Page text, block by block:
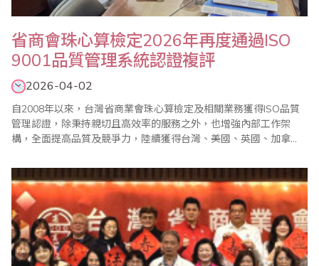
省商會珠心算檢定2026年再度通過ISO
9001品質管理系統認證複評
2026-04-02
自2008年以來，台灣省商業會珠心算檢定及相關業務獲得ISO品質
管理認證，除秉持親切且高效率的服務之外，也增強內部工作架
構，全面提高品質及競爭力，陸續獲得台灣、美國、英國、加拿
阿拉伯以及大陸等地珠算教育單位認同並加入省商會組織，參加珠
算心算鑑定，廣受好評。 2026年3月24日再度通過德國ALBERK QA
TECHNIC GmbH授權日..